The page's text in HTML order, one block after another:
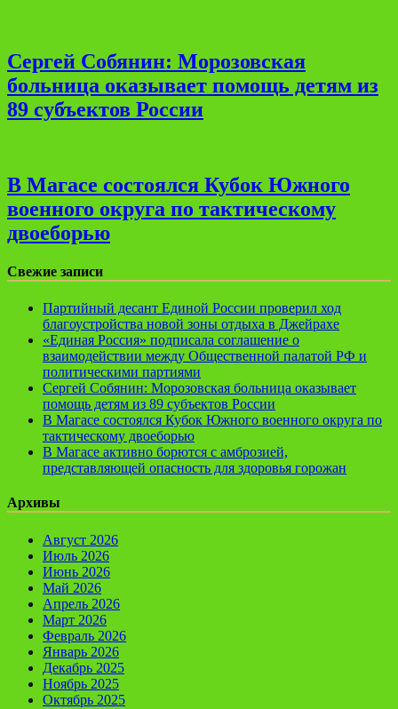
Сергей Собянин: Морозовская
больница оказывает помощь детям из
89 субъектов России
В Магасе состоялся Кубок Южного
военного округа по тактическому
двоеборью
Свежие записи
Партийный десант Единой России проверил ход
благоустройства новой зоны отдыха в Джейрахе
«Единая Россия» подписала соглашение о
взаимодействии между Общественной палатой РФ и
политическими партиями
Сергей Собянин: Морозовская больница оказывает
помощь детям из 89 субъектов России
В Магасе состоялся Кубок Южного военного округа по
тактическому двоеборью
В Магасе активно борются с амброзией,
представляющей опасность для здоровья горожан
Архивы
Август 2026
Июль 2026
Июнь 2026
Май 2026
Апрель 2026
Март 2026
Февраль 2026
Январь 2026
Декабрь 2025
Ноябрь 2025
Октябрь 2025